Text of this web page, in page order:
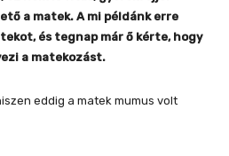
a matek. A mi példánk erre
és tegnap már ő kérte, hogy
a matekozást.
eddig a matek mumus volt